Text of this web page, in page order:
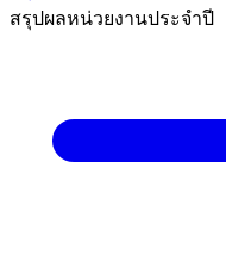
สรุปผลหน่วยงานประจำปี